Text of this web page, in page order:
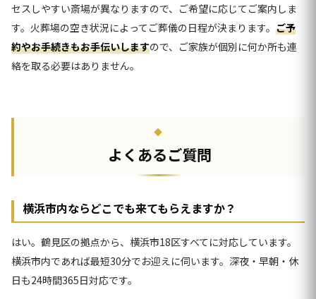
セスしやすい斎場が異なりますので、ご希望に応じてご案内しま
す。火葬場の空き状況によってご葬儀の日程が決まります。 ご予
約やお手続きもお手伝いしますので、ご家族が個別に何か所も連
絡を取る必要はありません。
よくあるご質問
横浜市内ならどこでも来てもらえますか？
はい。鶴見区の拠点から、横浜市18区すべてに対応しています。
横浜市内であれば最短30分でお迎えに伺います。深夜・早朝・休
日も24時間365日対応です。